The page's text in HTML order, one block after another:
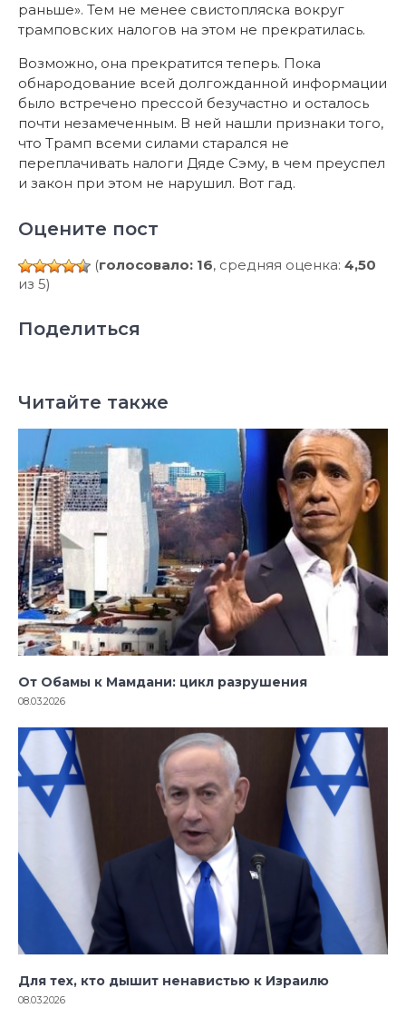
раньше». Тем не менее свистопляска вокруг
трамповских налогов на этом не прекратилась.
Возможно, она прекратится теперь. Пока
обнародование всей долгожданной информации
было встречено прессой безучастно и осталось
почти незамеченным. В ней нашли признаки того,
что Трамп всеми силами старался не
переплачивать налоги Дяде Сэму, в чем преуспел
и закон при этом не нарушил. Вот гад.
Оцените пост
(голосовало: 16, средняя оценка: 4,50
из 5)
Поделиться
Читайте также
От Обамы к Мамдани: цикл разрушения
08.03.2026
Для тех, кто дышит ненавистью к Израилю
08.03.2026